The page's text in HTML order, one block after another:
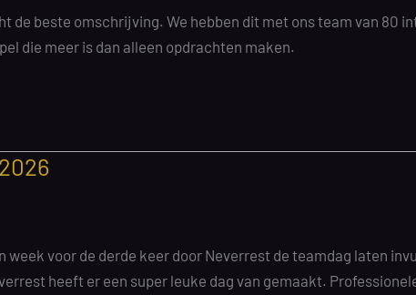
beste omschrijving. We hebben dit met ons team van 80
die meer is dan alleen opdrachten maken.
voor de derde keer door Neverrest de teamdag laten
heeft er een super leuke dag van gemaakt.